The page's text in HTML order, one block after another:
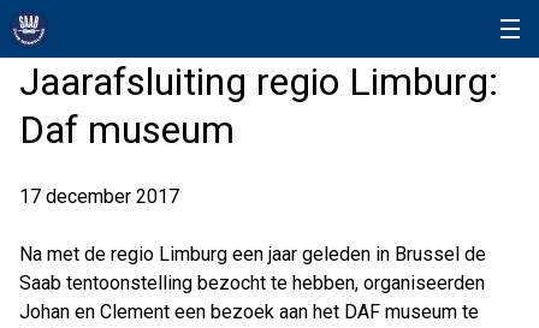
Jaarafsluiting regio Limburg:
Daf museum
17 december 2017
Na met de regio Limburg een jaar geleden in Brussel de
Saab tentoonstelling bezocht te hebben, organiseerden
Johan en Clement een bezoek aan het DAF museum te